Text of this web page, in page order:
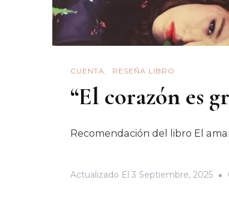
CUENTA RESEÑA LIBRO
“El corazón es
Recomendación del libro El
Actualizado El 3 Septiembre, 2025